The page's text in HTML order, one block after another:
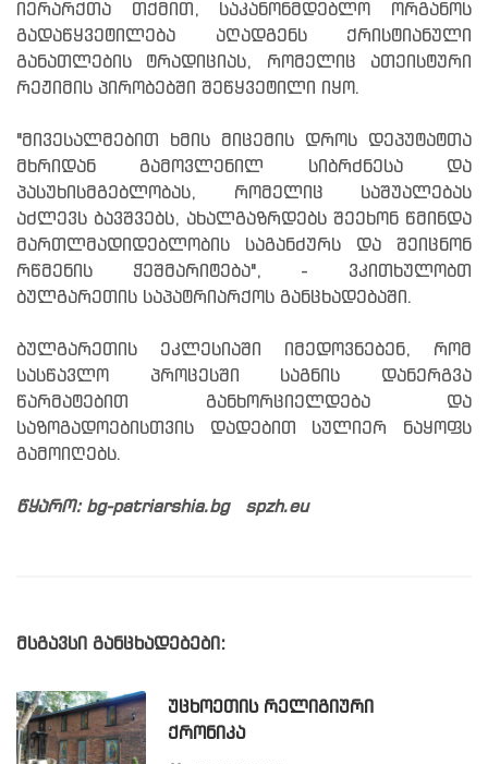
იერარქთა თქმით, საკანონმდებლო ორგანოს
გადაწყვეტილება აღადგენს ქრისტიანული
განათლების ტრადიციას, რომელიც ათეისტური
რეჟიმის პირობებში შეწყვეტილი იყო.
"მივესალმებით ხმის მიცემის დროს დეპუტატთა
მხრიდან გამოვლენილ სიბრძნესა და
პასუხისმგებლობას, რომელიც საშუალებას
აძლევს ბავშვებს, ახალგაზრდებს შეეხონ წმინდა
მართლმადიდებლობის საგანძურს და შეიცნონ
რწმენის ჭეშმარიტება", - ვკითხულობთ
ბულგარეთის საპატრიარქოს განცხადებაში.
ბულგარეთის ეკლესიაში იმედოვნებენ, რომ
სასწავლო პროცესში საგნის დანერგვა
წარმატებით განხორციელდება და
საზოგადოებისთვის დადებით სულიერ ნაყოფს
გამოიღებს.
წყარო: bg-patriarshia.bg spzh.eu
მსგავსი განცხადებები:
ᲣᲪᲮᲝᲔᲗᲘᲡ ᲠᲔᲚᲘᲒᲘᲣᲠᲘ
ᲥᲠᲝᲜᲘᲙᲐ